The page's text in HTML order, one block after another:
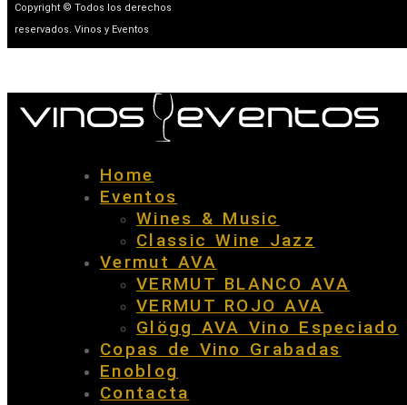
Copyright © Todos los derechos
reservados. Vinos y Eventos
Home
Eventos
Wines & Music
Classic Wine Jazz
Vermut AVA
VERMUT BLANCO AVA
VERMUT ROJO AVA
Glögg AVA Vino Especiado
Copas de Vino Grabadas
Enoblog
Contacta